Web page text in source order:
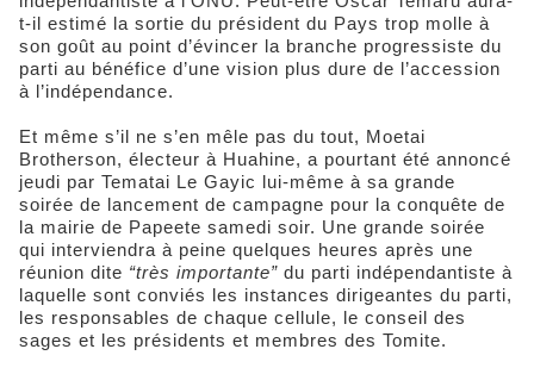
t-il estimé la sortie du président du Pays trop molle à
son goût au point d’évincer la branche progressiste du
parti au bénéfice d’une vision plus dure de l’accession
à l’indépendance.
Et même s’il ne s’en mêle pas du tout, Moetai
Brotherson, électeur à Huahine, a pourtant été annoncé
jeudi par Tematai Le Gayic lui-même à sa grande
soirée de lancement de campagne pour la conquête de
la mairie de Papeete samedi soir. Une grande soirée
qui interviendra à peine quelques heures après une
réunion dite “très importante” du parti indépendantiste à
laquelle sont conviés les instances dirigeantes du parti,
les responsables de chaque cellule, le conseil des
sages et les présidents et membres des Tomite.